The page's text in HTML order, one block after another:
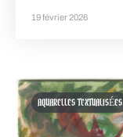
19 février 2026
AQUARELLES TEXTUALISÉES